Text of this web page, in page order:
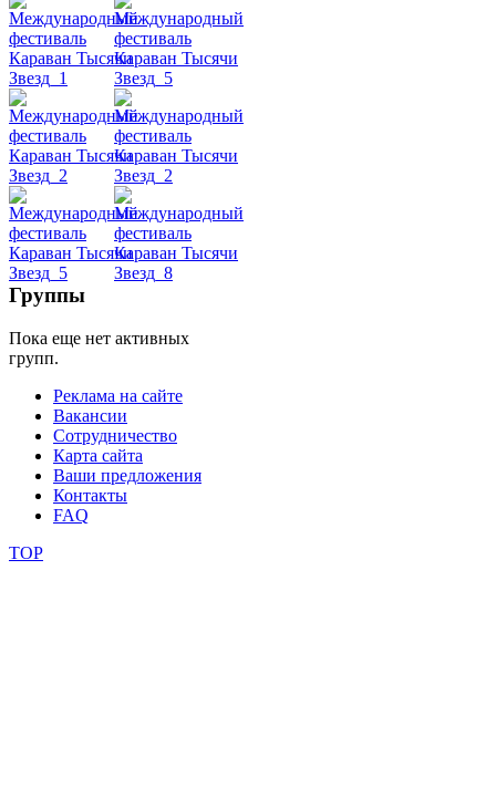
Dance
уроки
видео
школы
Группы
Пока еще нет активных
групп.
Реклама на сайте
Вакансии
Сотрудничество
Карта сайта
Ваши предложения
Контакты
FAQ
TOP